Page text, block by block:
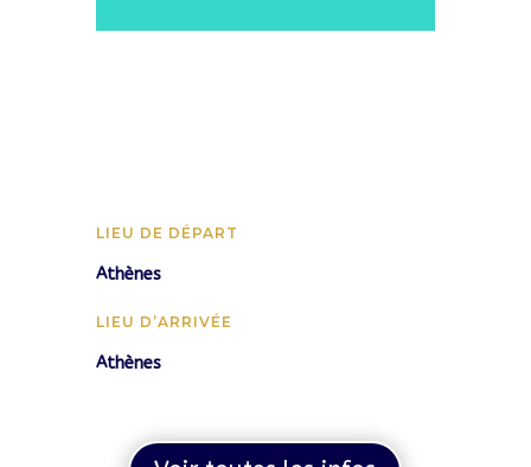
LIEU DE DÉPART
Athènes
LIEU D’ARRIVÉE
Athènes